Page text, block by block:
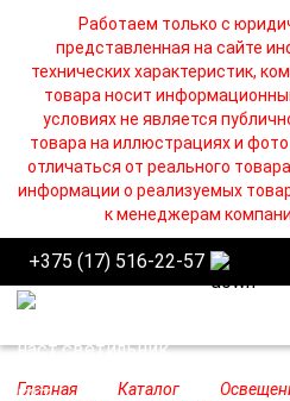
Работаем только с
представленная на сайте
технических характеристик,
товара носит
условиях не является
товара на иллюстрациях и
отличаться от реального
информации о реализуемых
к менеджерам
+375 (17) 516-22-57
Главная Каталог